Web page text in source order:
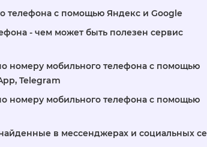
телефона с помощью Яндекс и Google
- чем может быть полезен сервис
номеру мобильного телефона с помощью
Telegram
номеру мобильного телефона с помощью
в мессенджерах и социальных